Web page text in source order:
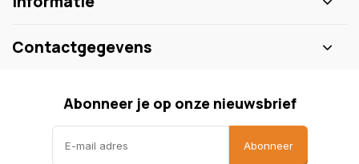
Contactgegevens
Abonneer je op onze nieuwsbrief
Abonneer